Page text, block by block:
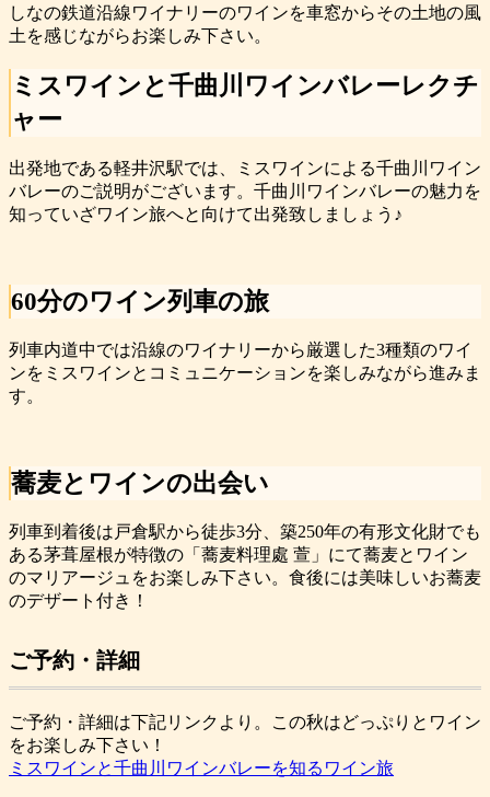
しなの鉄道沿線ワイナリーのワインを車窓からその土地の風
土を感じながらお楽しみ下さい。
ミスワインと千曲川ワインバレーレクチ
ャー
出発地である軽井沢駅では、ミスワインによる千曲川ワイン
バレーのご説明がございます。千曲川ワインバレーの魅力を
知っていざワイン旅へと向けて出発致しましょう♪
60分のワイン列車の旅
列車内道中では沿線のワイナリーから厳選した3種類のワイ
ンをミスワインとコミュニケーションを楽しみながら進みま
す。
蕎麦とワインの出会い
列車到着後は戸倉駅から徒歩3分、築250年の有形文化財でも
ある茅葺屋根が特徴の「蕎麦料理處 萱」にて蕎麦とワイン
のマリアージュをお楽しみ下さい。食後には美味しいお蕎麦
のデザート付き！
ご予約・詳細
ご予約・詳細は下記リンクより。この秋はどっぷりとワイン
をお楽しみ下さい！
ミスワインと千曲川ワインバレーを知るワイン旅